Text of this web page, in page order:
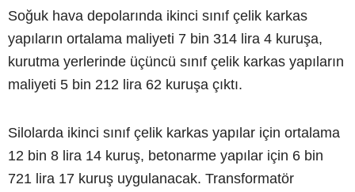
Soğuk hava depolarında ikinci sınıf çelik karkas
yapıların ortalama maliyeti 7 bin 314 lira 4 kuruşa,
kurutma yerlerinde üçüncü sınıf çelik karkas yapıların
maliyeti 5 bin 212 lira 62 kuruşa çıktı.
Silolarda ikinci sınıf çelik karkas yapılar için ortalama
12 bin 8 lira 14 kuruş, betonarme yapılar için 6 bin
721 lira 17 kuruş uygulanacak. Transformatör